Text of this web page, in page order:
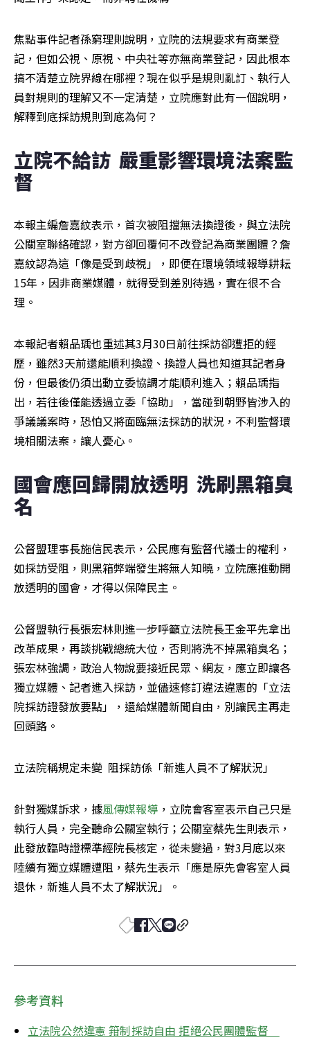
焦點事件記者孫窮理則說明，立院的法規要求有商業登
記，但如公視、原視、中央社等亦無商業登記，因此根本
搞不清楚立院界線在哪裡？現在似乎是規則亂訂、執行人
員對規則的理解又不一定清楚，立院應對此有一個說明，
解釋到底採訪規則到底為何？
立院不給訪  嚴重影響環境法案監
督
本報主編詹嘉紋表示，首次被阻擋無法換證後，與立法院
公關室聯絡確認，對方卻回覆何不改登記為商業團體？詹
嘉紋認為這「像是受到歧視」，即便在環境領域報導耕耘
15年，因非商業媒體，就得受到差別待遇，實在很不合
理。
本報記者賴品瑀也重述其3月30日前往採訪卻遭拒的經
歷，雖然3天前還能順利換證、換證人員也知道其記者身
份，但最後仍須出動立委協調才能順利進入；賴品瑀指
出，若往後僅能透過立委「協助」，當碰到朝野皆涉入的
爭議議案時，恐怕又將面臨無法採訪的狀況，不利監督環
境相關法案，讓人憂心。
國會應回歸開放透明  洗刷黑箱臭
名
公督盟理事長施信民表示，公民應有監督代議士的權利，
如採訪受阻，則黑箱弊端發生將無人知曉，立院應推動開
放透明的國會，才得以保障民主。
公督盟執行長張宏林則進一步呼籲立法院長王金平先拿出
改革成果，再談挑戰總統大位，否則將洗不掉黑箱臭名；
張宏林強調，政治人物說要接近民眾、網友，應立即讓各
獨立媒體、記者進入採訪，並儘速修訂違法違憲的「立法
院採訪證發放要點」，還給媒體新聞自由，別讓民主再走
回頭路。
立法院稱規定未變  阻採訪係「新進人員不了解狀況」
針對獨媒訴求，據風傳媒報導 ，立院會客室表示自己只是
執行人員，完全聽命公關室執行；公關室蔡先生則表示，
此發放臨時證標準經院長核定，從未變過，對3月底以來
陸續有獨立媒體遭阻，蔡先生表示「應是原先會客室人員
退休，新進人員不太了解狀況」。
參考資料
立法院公然違憲 箝制採訪自由 拒絕公民團體監督